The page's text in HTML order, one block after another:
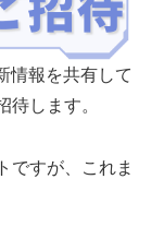
情報を共有して
します。
ですが、これま